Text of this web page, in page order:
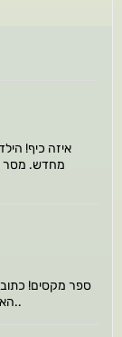
איזה כיף!
מחדש. מסר
ספר מקסים! כתוב
האיורים בספר מדהימים גם הם. מחכים לספרים הבאים..